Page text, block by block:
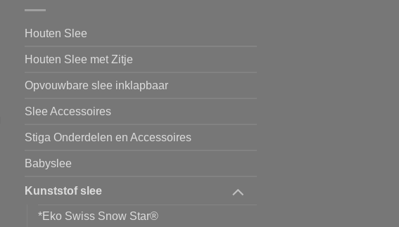
Houten Slee
Houten Slee met Zitje
Opvouwbare slee inklapbaar
Slee Accessoires
Stiga Onderdelen en Accessoires
Babyslee
Kunststof slee
*Eko Swiss Snow Star®